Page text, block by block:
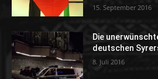
15. September 2016
Die
deutschen
8. Juli 2016